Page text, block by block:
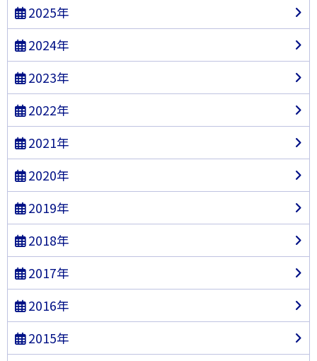
2025年
2024年
2023年
2022年
2021年
2020年
2019年
2018年
2017年
2016年
2015年